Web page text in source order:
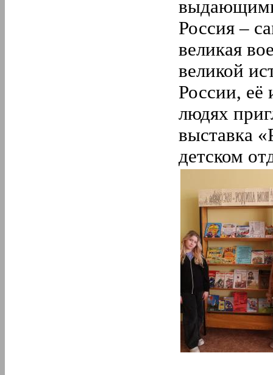
Россия –
великая
великой
России, её
людях
выставка
детском